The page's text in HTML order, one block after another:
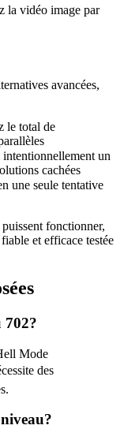
la vidéo image par
avancées,
le total de
un
cachées
une seule tentative
fonctionner,
et efficace testée
702?
Mode
des